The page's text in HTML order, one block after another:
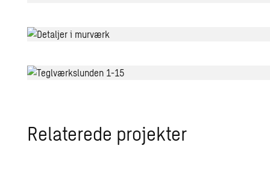
Relaterede projekter